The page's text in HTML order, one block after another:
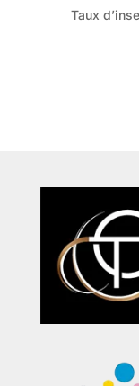
Taux